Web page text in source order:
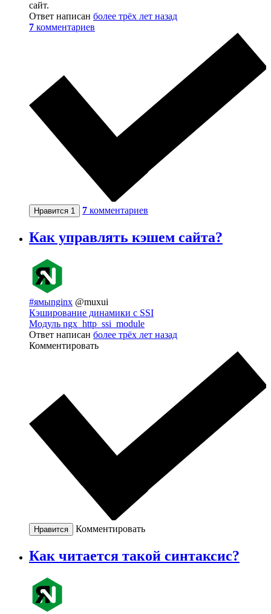
сайт.
Ответ написан более трёх лет назад
7 комментариев
Нравится 1 7 комментариев
Как управлять кэшем сайта?
#ямыnginx @muxui
Кэширование динамики с SSI
Модуль ngx_http_ssi_module
Ответ написан более трёх лет назад
Комментировать
Нравится Комментировать
Как читается такой синтаксис?